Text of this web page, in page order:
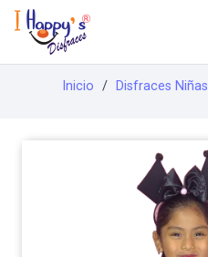
Inicio / Disfraces Niñas